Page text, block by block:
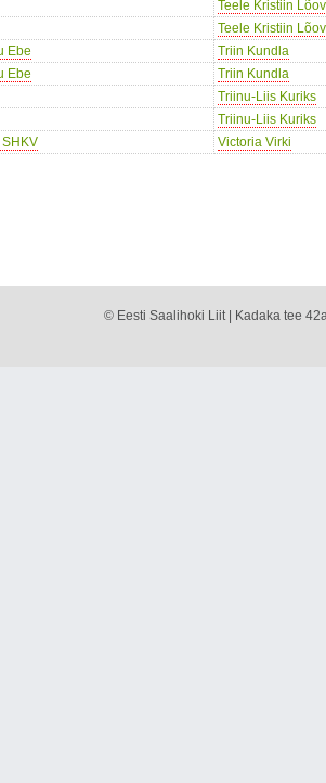
Teele Kristiin
Teele Kristiin
Ebe
Triin Kundla
Ebe
Triin Kundla
Triinu-Liis Kuriks
Triinu-Liis Kuriks
Victoria Virki
© Eesti Saalihoki Liit | Kadaka tee